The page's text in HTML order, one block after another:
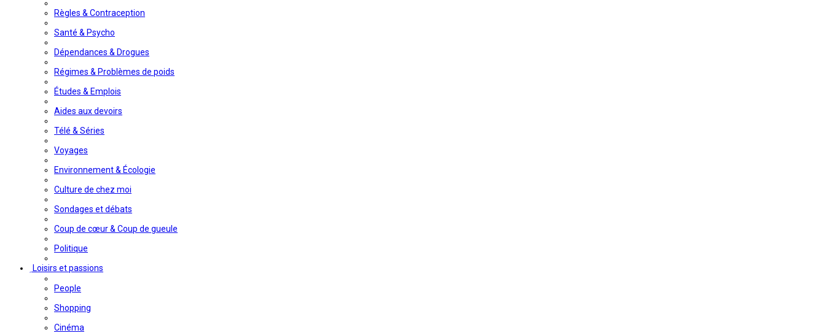
Règles & Contraception
Santé & Psycho
Dépendances & Drogues
Régimes & Problèmes de poids
Études & Emplois
Aides aux devoirs
Télé & Séries
Voyages
Environnement & Écologie
Culture de chez moi
Sondages et débats
Coup de cœur & Coup de gueule
Politique
Loisirs et passions
People
Shopping
Cinéma